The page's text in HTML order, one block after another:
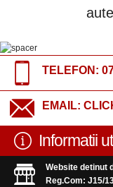
TELEFON:
EMAIL:
Informatii
Website detinut
Reg.Com: J15/